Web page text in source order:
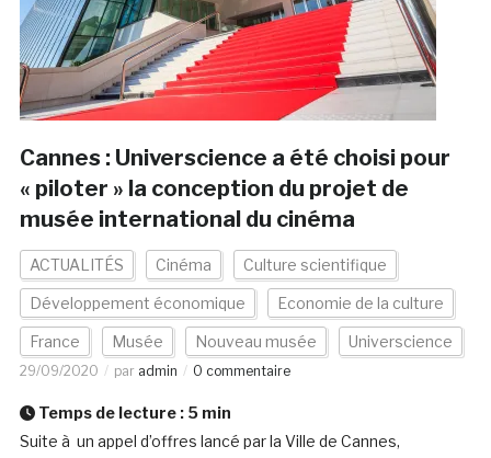
Cannes : Universcience a été choisi pour
« piloter » la conception du projet de
musée international du cinéma
ACTUALITÉS Cinéma Culture scientifique
Développement économique Economie de la culture
France Musée Nouveau musée Universcience
29/09/2020 par admin 0 commentaire
Temps de lecture : 5 min
Suite à un appel d’offres lancé par la Ville de Cannes,